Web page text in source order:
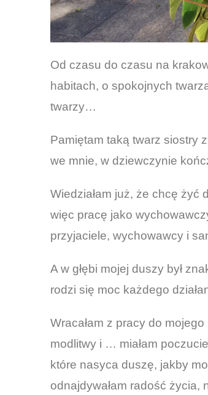
Od czasu do czasu na
habitach, o spokojnych
twarzy…
Pamiętam taką twarz siostry
we mnie, w dziewczynie
Wiedziałam już, że chcę żyć
więc pracę jako
przyjaciele, wychowawcy i
A w głębi mojej duszy był
rodzi się moc każdego
Wracałam z pracy do
modlitwy i … miałam
które nasyca duszę, jakby
odnajdywałam radość